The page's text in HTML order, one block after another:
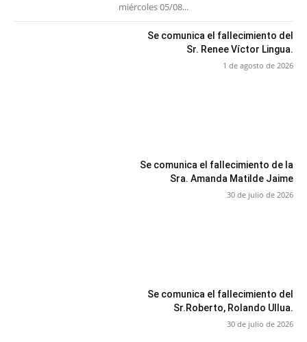
miércoles 05/08...
Se comunica el fallecimiento del
Sr. Renee Víctor Lingua.
1 de agosto de 2026
Se comunica el fallecimiento de la
Sra. Amanda Matilde Jaime
30 de julio de 2026
Se comunica el fallecimiento del
Sr.Roberto, Rolando Ullua.
30 de julio de 2026